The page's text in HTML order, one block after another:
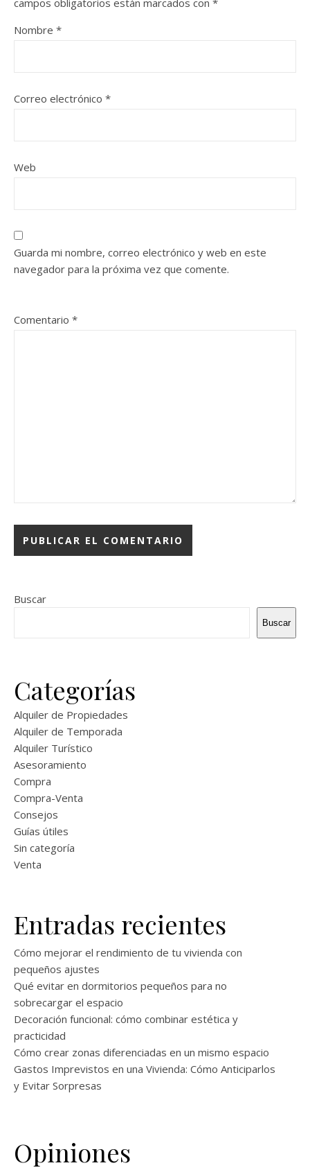
campos obligatorios están marcados con *
Nombre *
Correo electrónico *
Web
Guarda mi nombre, correo electrónico y web en este
navegador para la próxima vez que comente.
Comentario *
Buscar
Buscar
Categorías
Alquiler de Propiedades
Alquiler de Temporada
Alquiler Turístico
Asesoramiento
Compra
Compra-Venta
Consejos
Guías útiles
Sin categoría
Venta
Entradas recientes
Cómo mejorar el rendimiento de tu vivienda con
pequeños ajustes
Qué evitar en dormitorios pequeños para no
sobrecargar el espacio
Decoración funcional: cómo combinar estética y
practicidad
Cómo crear zonas diferenciadas en un mismo espacio
Gastos Imprevistos en una Vivienda: Cómo Anticiparlos
y Evitar Sorpresas
Opiniones